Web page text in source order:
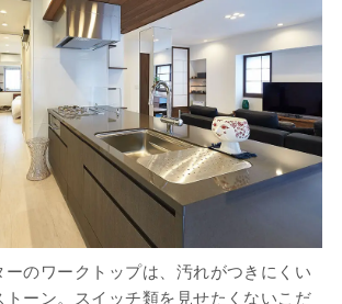
ーのワークトップは、汚れがつきにくい
トーン。スイッチ類を見せたくないこだ